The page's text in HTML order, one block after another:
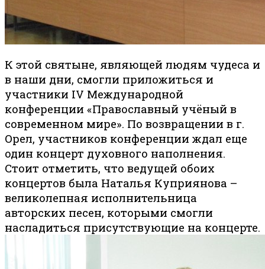
К этой святыне, являющей людям чудеса и
в наши дни, смогли приложиться и
участники IV Международной
конференции «Православный учёный в
современном мире». По возвращении в г.
Орел, участников конференции ждал еще
один концерт духовного наполнения.
Стоит отметить, что ведущей обоих
концертов была Наталья Куприянова –
великолепная исполнительница
авторских песен, которыми смогли
насладиться присутствующие на концерте.